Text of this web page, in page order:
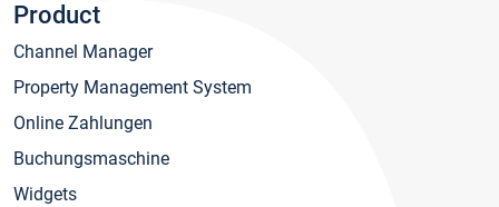
Product
Channel Manager
Property Management System
Online Zahlungen
Buchungsmaschine
Widgets